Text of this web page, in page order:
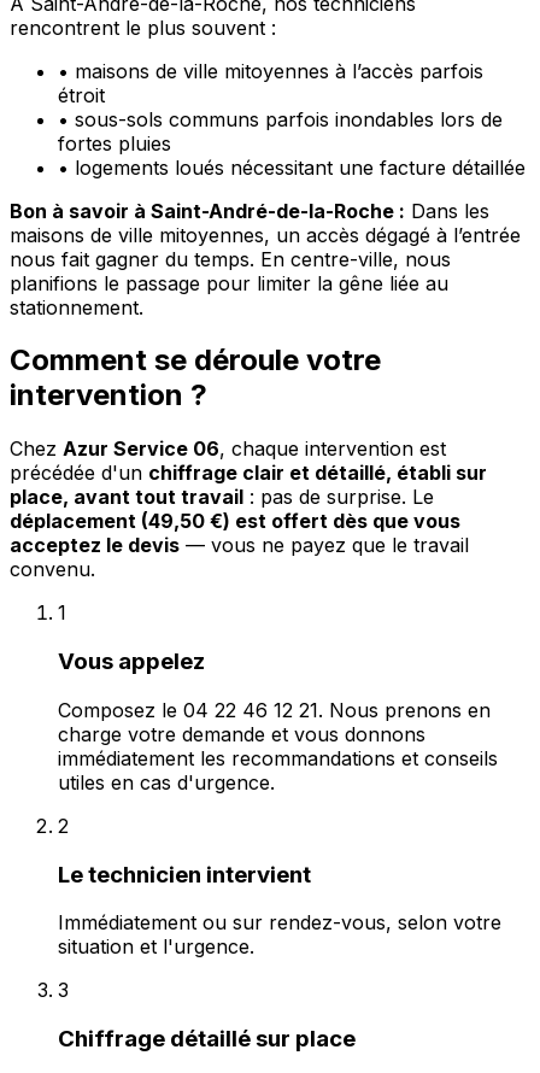
rencontrent le plus souvent :
• maisons de ville mitoyennes à l’accès parfois
étroit
• sous-sols communs parfois inondables lors de
fortes pluies
• logements loués nécessitant une facture détaillée
Bon à savoir à Saint-André-de-la-Roche : Dans les
maisons de ville mitoyennes, un accès dégagé à l’entrée
nous fait gagner du temps. En centre-ville, nous
planifions le passage pour limiter la gêne liée au
stationnement.
Comment se déroule votre
intervention ?
Chez Azur Service 06, chaque intervention est
précédée d'un chiffrage clair et détaillé, établi sur
place, avant tout travail : pas de surprise. Le
déplacement (49,50 €) est offert dès que vous
acceptez le devis — vous ne payez que le travail
convenu.
1
Vous appelez
Composez le 04 22 46 12 21. Nous prenons en
charge votre demande et vous donnons
immédiatement les recommandations et conseils
utiles en cas d'urgence.
2
Le technicien intervient
Immédiatement ou sur rendez-vous, selon votre
situation et l'urgence.
3
Chiffrage détaillé sur place